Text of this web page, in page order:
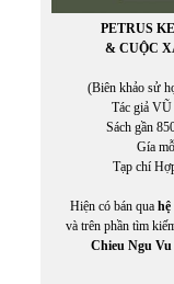
Phạm Tử Văn
PHẠM TUYỀN
PHẠM VŨ THỊNH
PHẠM VŨ THỊNH
Phạm Xuân Hy
Phạm Xuân Hy
PHẠM XUÂN
Phan Hồng Giang
Phan Huyền Thư
PHAN NHẬT BẮC
PETRUS
& CUỘC
(Biên khảo sử
Tác giả
Sách gần
Gía
Tạp chí
Hiện có bán qua
và trên phần tìm
Chieu Ngu Vu